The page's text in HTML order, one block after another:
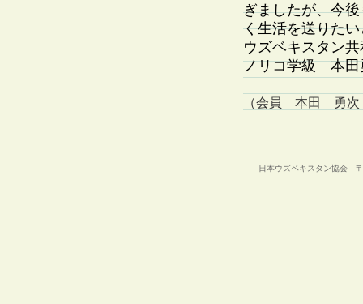
ぎましたが、今
く生活を送りた
ウズベキスタン
ノリコ学級 本田
（会員 本田 勇次
日本ウズベキスタン協会